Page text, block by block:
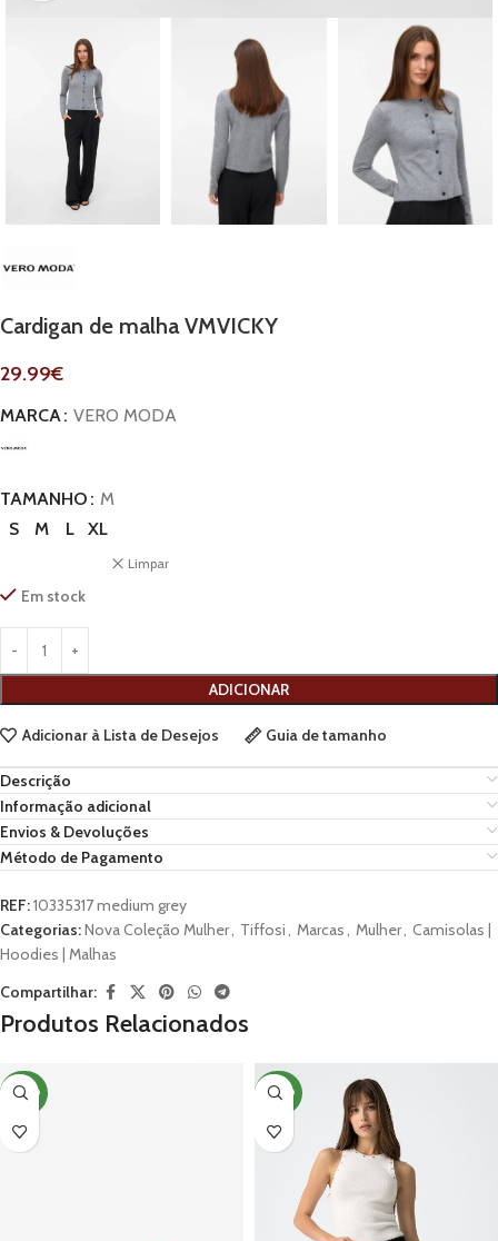
Cardigan de malha VMVICKY
29.99€
MARCA VERO MODA
TAMANHO
M
S
M L XL
Limpar
Em stock
ADICIONAR
Adicionar à Lista de Desejos Guia de tamanho
Descrição
Informação adicional
Envios & Devoluções
Método de Pagamento
REF:10335317 medium grey
Categorias:Nova Coleção Mulher, Tiffosi, Marcas, Mulher, Camisolas |
Hoodies | Malhas
Compartilhar:
Produtos Relacionados
NOVO NOVO